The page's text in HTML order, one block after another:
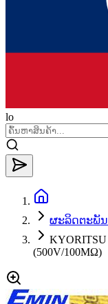
lo
ຜະລິດຕະພັ
KYORITSU
(500V/100MΩ)